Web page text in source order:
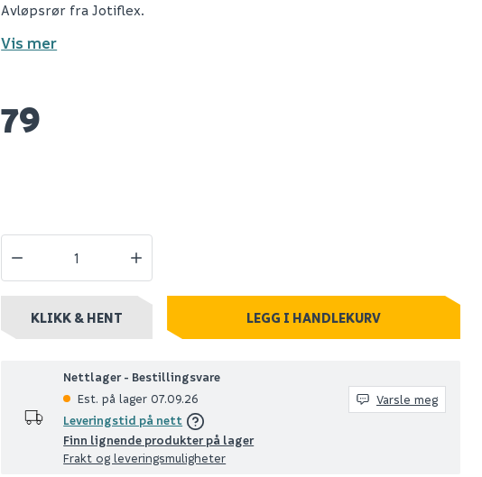
Avløpsrør fra Jotiflex.
Vis mer
79
KLIKK & HENT LEGG I HANDLEKURV
Nettlager - Bestillingsvare
Est. på lager 07.09.26
Leveringstid på nett
Finn lignende produkter på lager
Frakt og leveringsmuligheter
Varsle meg